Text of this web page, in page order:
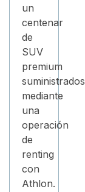
un
centenar
de
SUV
premium
suministrados
mediante
una
operación
de
renting
con
Athlon.